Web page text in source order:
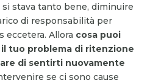
si stava tanto bene, diminuire
di responsabilità per
eccetera. Allora cosa puoi
tuo problema di ritenzione
di sentirti nuovamente
se ci sono cause